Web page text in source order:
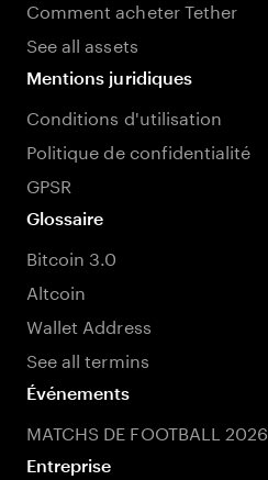
Comment acheter Tether
See all assets
Mentions juridiques
Conditions d'utilisation
Politique de confidentialité
GPSR
Glossaire
Bitcoin 3.0
Altcoin
Wallet Address
See all termins
Événements
MATCHS DE FOOTBALL 2026
Entreprise